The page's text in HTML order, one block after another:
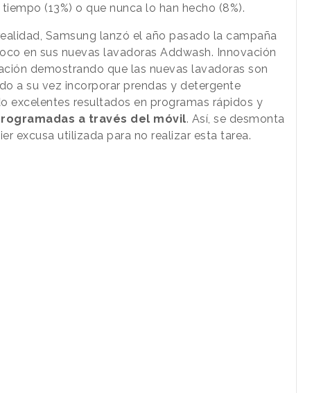
(13%) o que nunca lo han hecho (8%).
Samsung lanzó el año pasado la campaña
en sus nuevas lavadoras Addwash. Innovación
demostrando que las nuevas lavadoras son
a su vez incorporar prendas y detergente
excelentes resultados en programas rápidos y
a través del móvil. Así, se desmonta
excusa utilizada para no realizar esta tarea.